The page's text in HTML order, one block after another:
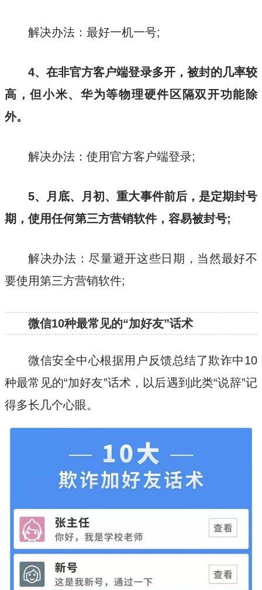
解决办法：最好一机一号;
4、在非官方客户端登录多开，被封的几率较
高，但小米、华为等物理硬件区隔双开功能除
外。
解决办法：使用官方客户端登录;
5、月底、月初、重大事件前后，是定期封号
期，使用任何第三方营销软件，容易被封号;
解决办法：尽量避开这些日期，当然最好不
要使用第三方营销软件;
微信10种最常见的“加好友”话术
微信安全中心根据用户反馈总结了欺诈中10
种最常见的“加好友”话术，以后遇到此类“说辞”记
得多长几个心眼。